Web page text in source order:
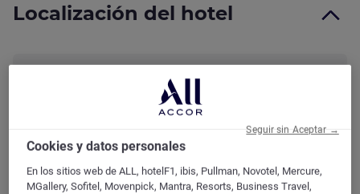
Dispositivos multimedia y
tecnología
Localización del hotel
Cookies y datos personales
En los sitios web de ALL, hotelF1, ibis, Pullman, Novotel, Mercure,
MGallery, Sofitel, Movenpick, Mantra, Resorts, Business Travel,
Seguir sin Aceptar →